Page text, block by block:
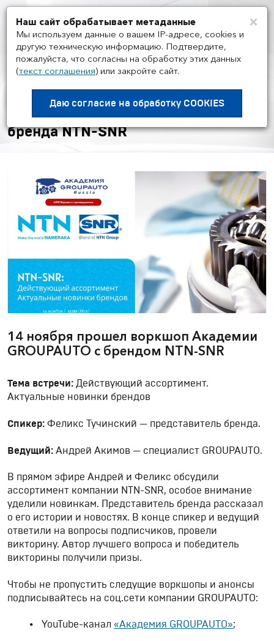
НОВОСТИ ГРУППЫ И РЫНКА
Воркшоп Академии
GROUPAUTO с представителем
бренда NTN-SNR
14 ноября прошел воркшоп Академии
GROUPAUTO с брендом NTN-SNR
Тема встречи: Действующий ассортимент.
Актуальные новинки брендов
Спикер: Феликс Тучинский — представитель бренда.
Ведущий: Андрей Акимов — специалист GROUPAUTO.
В прямом эфире Андрей и Феликс обсудили
ассортимент компании NTN-SNR, особое внимание
уделили новинкам. Представитель бренда рассказал
о его истории и новостях. В конце спикер и ведущий
ответили на вопросы подписчиков, провели
викторину. Автор лучшего вопроса и победитель
викторины получили призы.
Чтобы не пропустить следущие воркшопы и анонсы
подписывайтесь на соц.сети компании GROUPAUTO:
YouTube-канал «Академия GROUPAUTO»;
×
Наш сайт обрабатывает метаданные
Мы используем данные о вашем IP-адресе, cookies и
другую техническую информацию. Подтвердите,
пожалуйста, что согласны на обработку этих данных
(текст соглашения) или закройте сайт.
Даю согласие на обработку COOKIES